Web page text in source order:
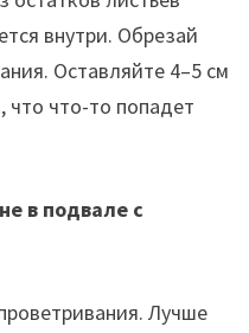
внутри. Обрезай
Оставляйте 4–5 см
что-то попадет
в подвале с
Лучше